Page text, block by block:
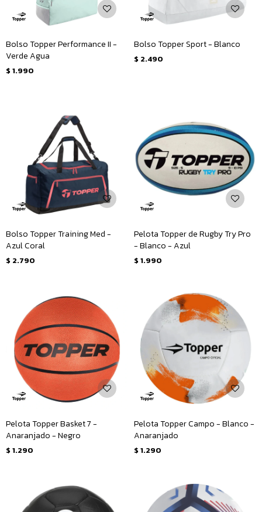
Bolso Topper Performance II -
Verde Agua
$ 1.990
Bolso Topper Sport - Blanco
$ 2.490
Bolso Topper Training Med -
Azul Coral
$ 2.790
Pelota Topper de Rugby Try Pro
- Blanco - Azul
$ 1.990
Pelota Topper Basket 7 -
Anaranjado - Negro
$ 1.290
Pelota Topper Campo - Blanco -
Anaranjado
$ 1.290